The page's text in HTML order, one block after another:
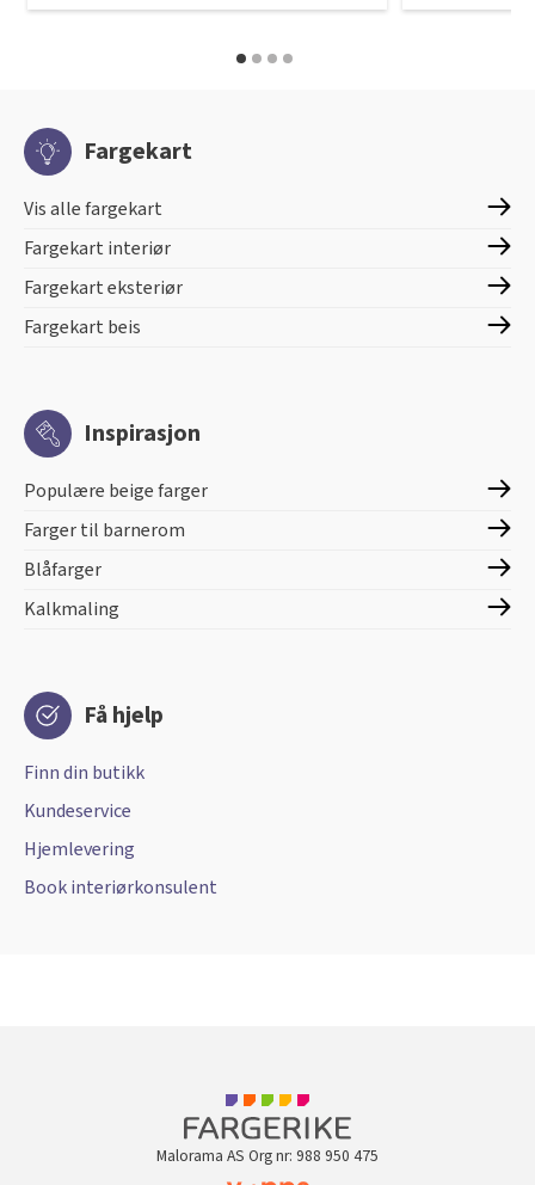
Fargekart
Vis alle fargekart
Fargekart interiør
Fargekart eksteriør
Fargekart beis
Inspirasjon
Populære beige farger
Farger til barnerom
Blåfarger
Kalkmaling
Få hjelp
Finn din butikk
Kundeservice
Hjemlevering
Book interiørkonsulent
Malorama AS Org nr: 988 950 475